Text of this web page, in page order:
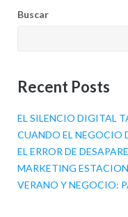
Buscar
Recent Posts
EL SILENCIO DIGITAL
CUANDO EL NEGOCIO
EL ERROR DE
MARKETING
VERANO Y NEGOCIO: